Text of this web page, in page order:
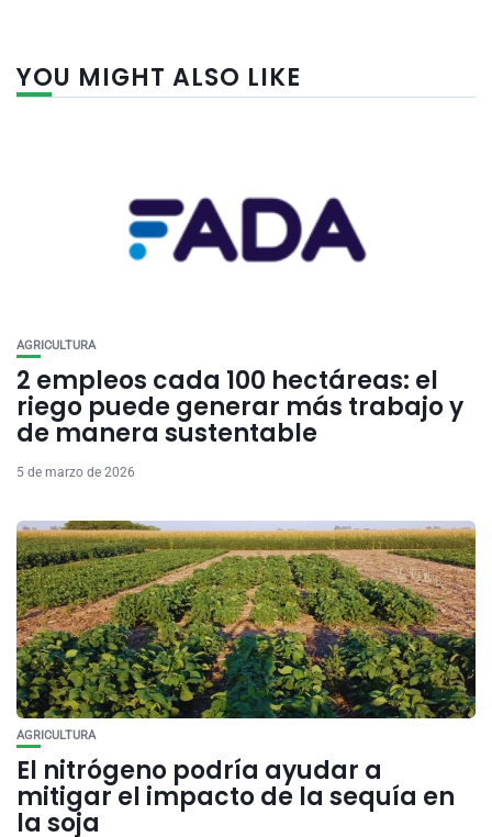
YOU MIGHT ALSO LIKE
AGRICULTURA
2 empleos cada 100 hectáreas: el
riego puede generar más trabajo y
de manera sustentable
5 de marzo de 2026
AGRICULTURA
El nitrógeno podría ayudar a
mitigar el impacto de la sequía en
la soja